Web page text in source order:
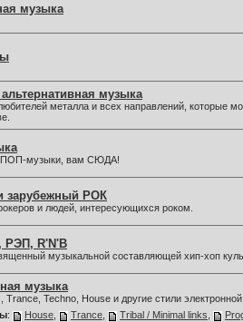
музыка
музыка
металла и всех направлений, которые
ПОП-музыки, вам СЮДА!
зарубежный РОК
и людей, интересующихся роком.
R'N'B
музыкальной составляющей хип-хоп
музыка
Trance, Techno, House и другие стили
: House Trance Tribal / Minimal links